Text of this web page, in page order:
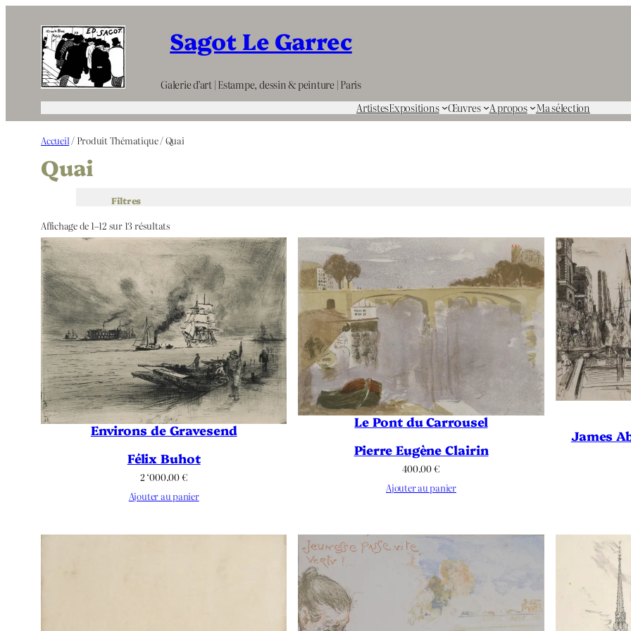
contenu
Sagot Le Garrec
Galerie d’art | Estampe, dessin & peinture | Paris
ArtistesExpositions Œuvres A propos Ma sélection
Accueil / Produit Thématique / Quai
Quai
Filtres
Affichage de 1–12 sur 13 résultats
Environs de Gravesend
Félix Buhot
2 ‘000.00€
Ajouter au panier
Le Pont du Carrousel
Pierre Eugène Clairin
400.00€
Ajouter au panier
James